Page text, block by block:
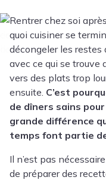
Rentrer chez soi
quoi cuisiner se
décongeler les restes
avec ce qui se trouve
vers des plats trop
ensuite. C’est
de dîners sains
grande différence
temps font partie
Il n’est pas
de préparer des